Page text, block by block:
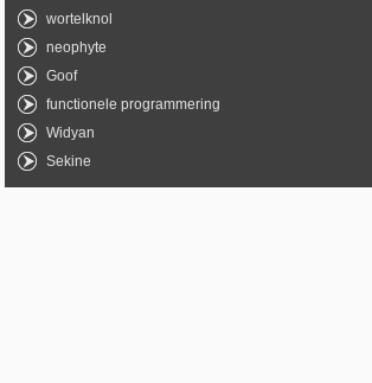
wortelknol
neophyte
Goof
functionele programmering
Widyan
Sekine